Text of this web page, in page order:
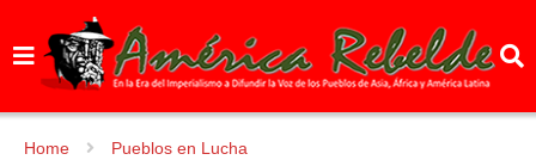
Home Pueblos en Lucha